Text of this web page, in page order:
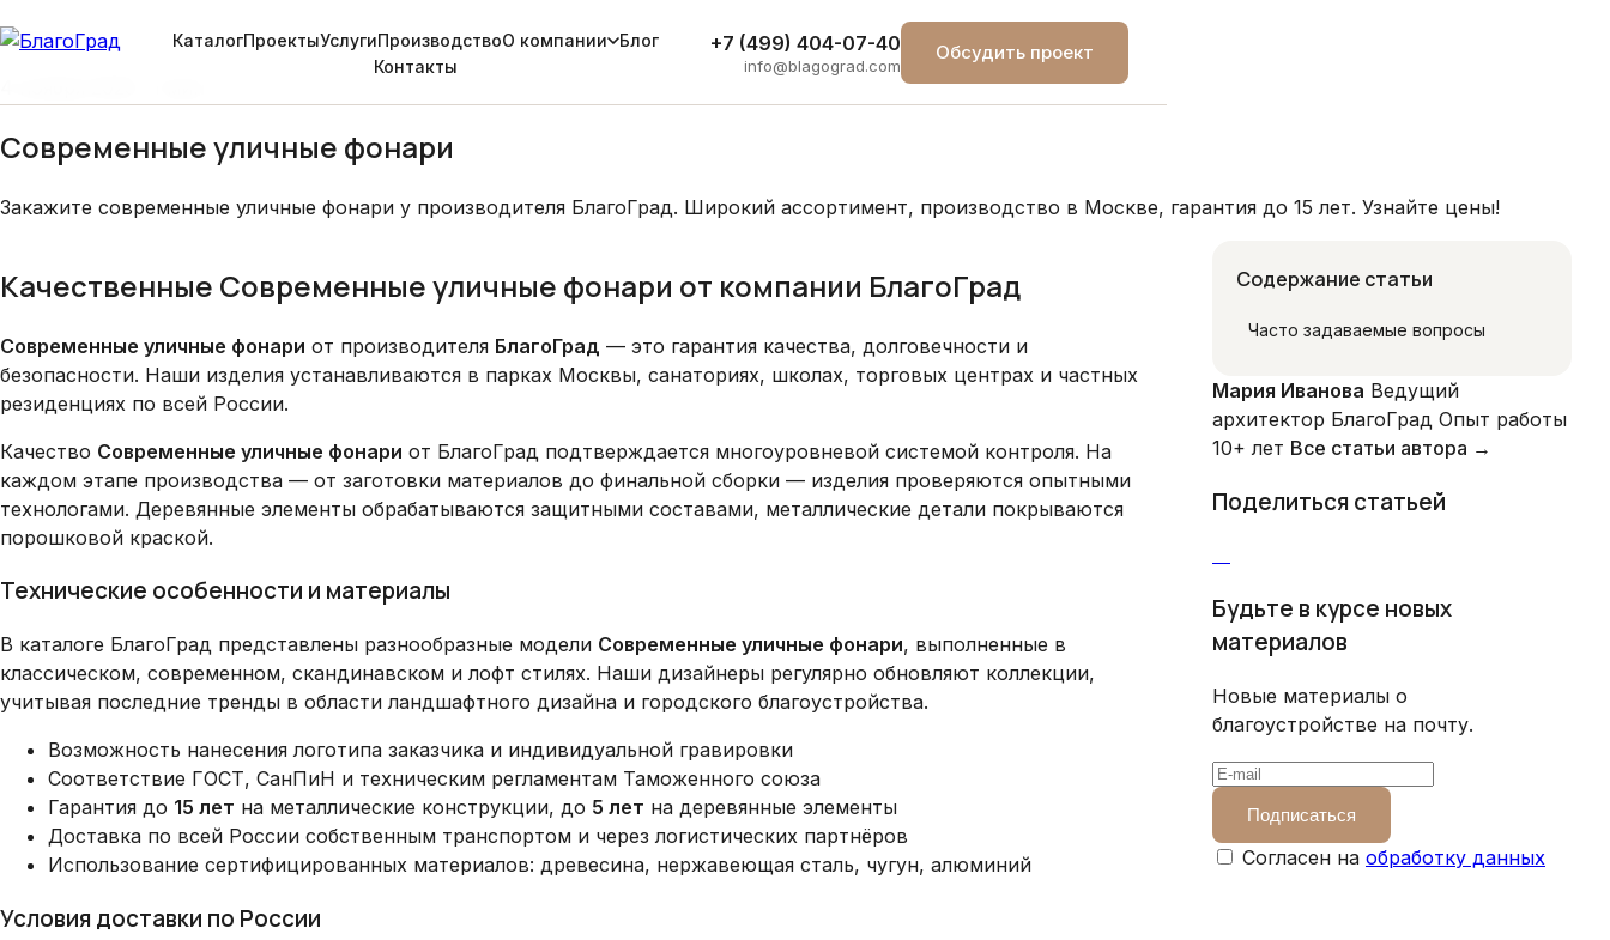
КаталогПроектыУслугиПроизводствоО компании
Блог
Контакты
+7 (499) 404-07-40
info@blagograd.com
Обсудить проект
Проекты
Современные уличные фонари
Закажите современные уличные фонари у производителя БлагоГрад. Широкий ассортимент, производство в Москве, гарантия до 15 лет. Узнайте цены!
Качественные Современные уличные фонари от компании БлагоГрад
Современные уличные фонари от производителя БлагоГрад — это гарантия качества, долговечности и
безопасности. Наши изделия устанавливаются в парках Москвы, санаториях, школах, торговых центрах и частных
резиденциях по всей России.
Качество Современные уличные фонари от БлагоГрад подтверждается многоуровневой системой контроля. На
каждом этапе производства — от заготовки материалов до финальной сборки — изделия проверяются опытными
технологами. Деревянные элементы обрабатываются защитными составами, металлические детали покрываются
порошковой краской.
Технические особенности и материалы
В каталоге БлагоГрад представлены разнообразные модели Современные уличные фонари, выполненные в
классическом, современном, скандинавском и лофт стилях. Наши дизайнеры регулярно обновляют коллекции,
учитывая последние тренды в области ландшафтного дизайна и городского благоустройства.
Возможность нанесения логотипа заказчика и индивидуальной гравировки
Соответствие ГОСТ, СанПиН и техническим регламентам Таможенного союза
Гарантия до 15 лет на металлические конструкции, до 5 лет на деревянные элементы
Доставка по всей России собственным транспортом и через логистических партнёров
Использование сертифицированных материалов: древесина, нержавеющая сталь, чугун, алюминий
Условия доставки по России
Содержание статьи
Часто задаваемые вопросы
Мария Иванова Ведущий
архитектор БлагоГрад Опыт работы
10+ лет Все статьи автора →
Поделиться статьей
Будьте в курсе новых
материалов
Новые материалы о
благоустройстве на почту.
Подписаться
Согласен на обработку данных